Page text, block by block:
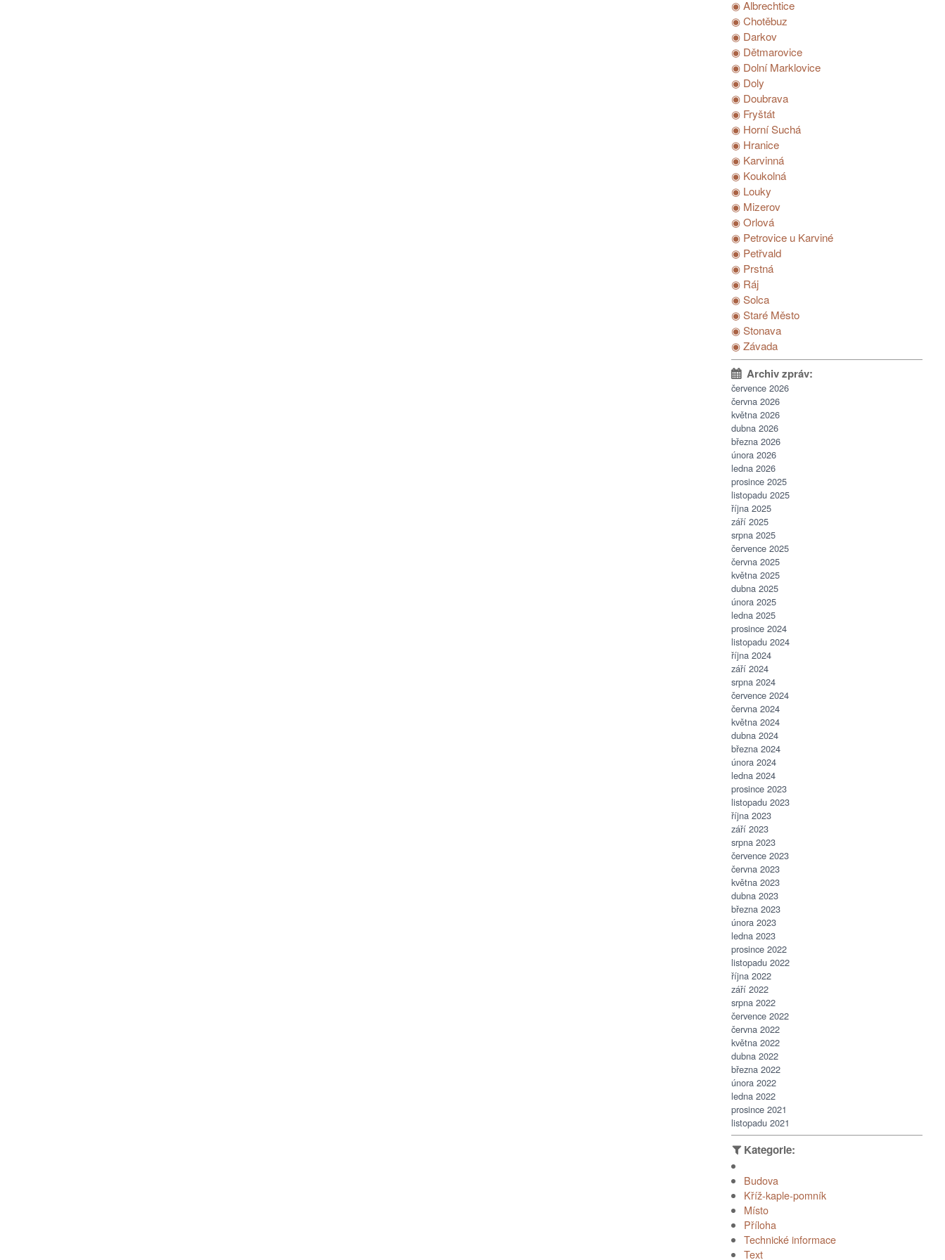
◉ Albrechtice
◉ Chotěbuz
◉ Darkov
◉ Dětmarovice
◉ Dolní Marklovice
◉ Doly
◉ Doubrava
◉ Fryštát
◉ Horní Suchá
◉ Hranice
◉ Karvinná
◉ Koukolná
◉ Louky
◉ Mizerov
◉ Orlová
◉ Petrovice u Karviné
◉ Petřvald
◉ Prstná
◉ Ráj
◉ Solca
◉ Staré Město
◉ Stonava
◉ Závada
července 2026
června 2026
května 2026
dubna 2026
března 2026
února 2026
ledna 2026
prosince 2025
listopadu 2025
října 2025
září 2025
srpna 2025
července 2025
června 2025
května 2025
dubna 2025
února 2025
ledna 2025
prosince 2024
listopadu 2024
října 2024
září 2024
srpna 2024
července 2024
června 2024
května 2024
dubna 2024
března 2024
února 2024
ledna 2024
prosince 2023
listopadu 2023
října 2023
září 2023
srpna 2023
července 2023
června 2023
května 2023
dubna 2023
března 2023
února 2023
ledna 2023
prosince 2022
listopadu 2022
října 2022
září 2022
srpna 2022
července 2022
června 2022
května 2022
dubna 2022
března 2022
února 2022
ledna 2022
prosince 2021
listopadu 2021
Budova
Kříž-kaple-pomník
Místo
Příloha
Technické informace
Text